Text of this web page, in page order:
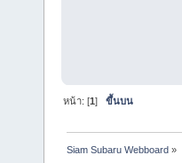
หน้า: [1]ขึ้นบน
Siam Subaru Webboard »